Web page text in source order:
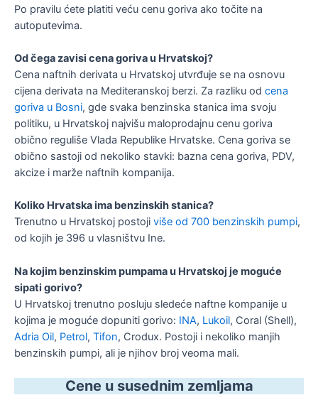
Po pravilu ćete platiti veću cenu goriva ako točite na
autoputevima.
Od čega zavisi cena goriva u Hrvatskoj?
Cena naftnih derivata u Hrvatskoj utvrđuje se na osnovu
cijena derivata na Mediteranskoj berzi. Za razliku od cena
goriva u Bosni, gde svaka benzinska stanica ima svoju
politiku, u Hrvatskoj najvišu maloprodajnu cenu goriva
obično reguliše Vlada Republike Hrvatske. Cena goriva se
obično sastoji od nekoliko stavki: bazna cena goriva, PDV,
akcize i marže naftnih kompanija.
Koliko Hrvatska ima benzinskih stanica?
Trenutno u Hrvatskoj postoji više od 700 benzinskih pumpi,
od kojih je 396 u vlasništvu Ine.
Na kojim benzinskim pumpama u Hrvatskoj je moguće
sipati gorivo?
U Hrvatskoj trenutno posluju sledeće naftne kompanije u
kojima je moguće dopuniti gorivo: INA, Lukoil, Coral (Shell),
Adria Oil, Petrol, Tifon, Crodux. Postoji i nekoliko manjih
benzinskih pumpi, ali je njihov broj veoma mali.
Cene u susednim zemljama